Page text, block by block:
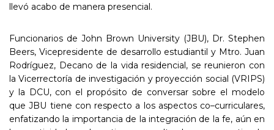
llevó acabo de manera presencial.
Funcionarios de John Brown University (JBU), Dr. Stephen
Beers, Vicepresidente de desarrollo estudiantil y Mtro. Juan
Rodríguez, Decano de la vida residencial, se reunieron con
la Vicerrectoría de investigación y proyección social (VRIPS)
y la DCU, con el propósito de conversar sobre el modelo
que JBU tiene con respecto a los aspectos co–curriculares,
enfatizando la importancia de la integración de la fe, aún en